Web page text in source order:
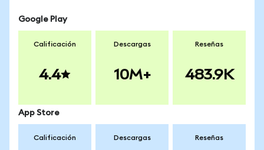
Google Play
Calificación
4.4
Descargas
10M+
Reseñas
483.9K
App Store
Calificación Descargas Reseñas